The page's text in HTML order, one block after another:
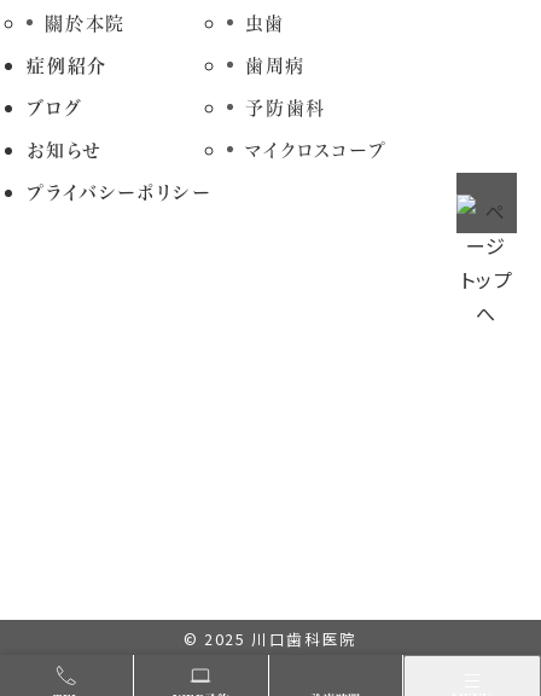
關於本院
症例紹介
ブログ
お知らせ
プライバシーポリシー
虫歯
歯周病
予防歯科
マイクロスコープ
© 2025 川口歯科医院